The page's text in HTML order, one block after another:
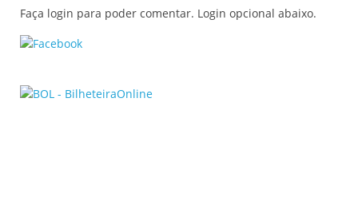
Faça login para poder comentar. Login opcional abaixo.